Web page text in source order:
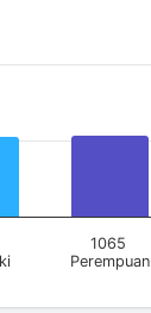
1065
Perempuan